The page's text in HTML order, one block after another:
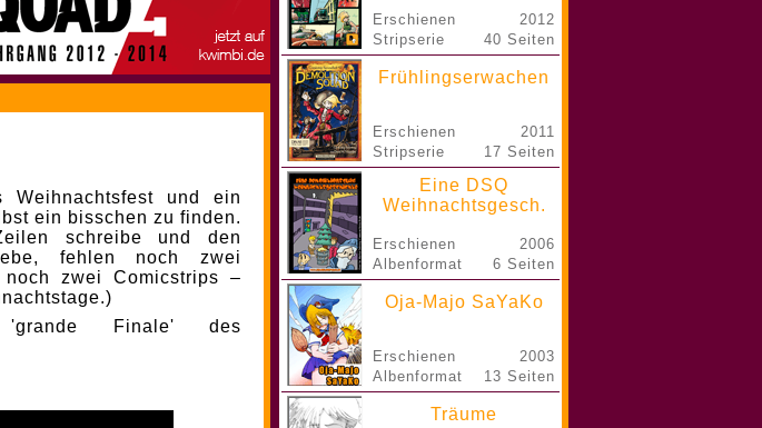
und ein
ein bisschen zu finden.
schreibe und den
fehlen noch zwei
zwei Comicstrips –
Finale' des
Erschienen
Stripserie
2012
40 Seiten
Frühlingserwachen
Erschienen
Stripserie
2011
17 Seiten
Eine DSQ
Weihnachtsgesch.
Erschienen
Albenformat
2006
6 Seiten
Oja-Majo SaYaKo
Erschienen
Albenformat
2003
13 Seiten
Träume